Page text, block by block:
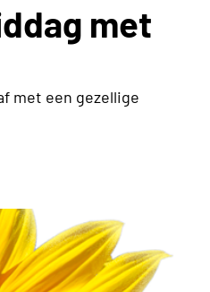
met
met een gezellige